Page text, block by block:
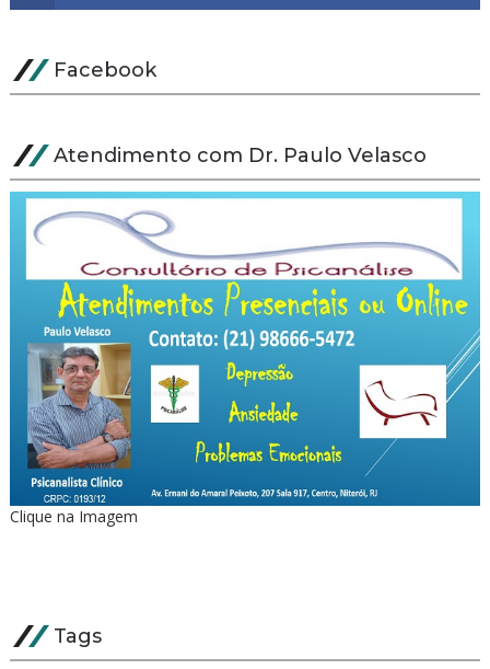
Facebook
Atendimento com Dr. Paulo Velasco
Clique na Imagem
Tags